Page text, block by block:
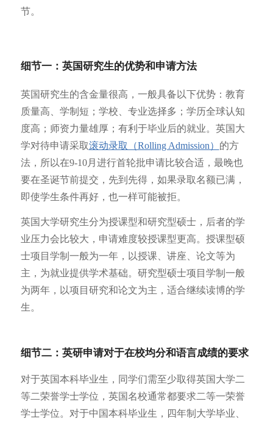
节。
细节一：英国研究生的优势和申请方法
英国研究生的含金量很高，一般具备以下优势：教育
质量高、学制短；学校、专业选择多；学历全球认知
度高；师资力量雄厚；有利于毕业后的就业。英国大
学对待申请采取滚动录取（Rolling Admission） 的方
法，所以在9-10月进行首轮批申请比较合适，最晚也
要在圣诞节前提交，先到先得，如果录取名额已满，
即使学生条件再好，也一样可能被拒。
英国大学研究生分为授课型和研究型硕士，后者的学
业压力会比较大，申请难度较授课型更高。授课型硕
士项目学制一般为一年，以授课、讲座、论文等为
主，为就业提供学术基础。研究型硕士项目学制一般
为两年，以项目研究和论文为主，适合继续读博的学
生。
细节二：英研申请对于在校均分和语言成绩的要求
对于英国本科毕业生，同学们需至少取得英国大学二
等二荣誉学士学位，英国名校通常都要求二等一荣誉
学士学位。对于中国本科毕业生，四年制大学毕业、